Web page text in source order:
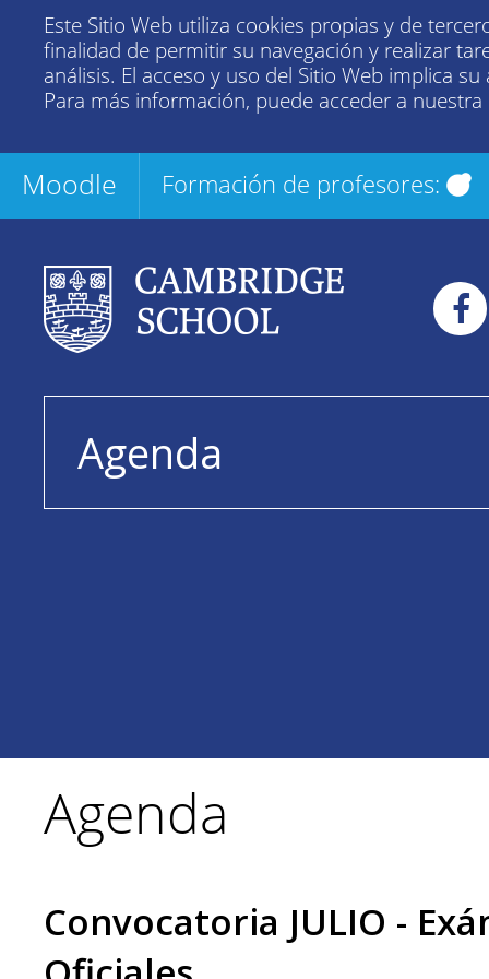
Este Sitio Web utiliza cookies propias y de
finalidad de permitir su navegación y realizar
análisis. El acceso y uso del Sitio Web implica su
Para más información, puede acceder a nuestra
Moodle Formación de profesores:
Agenda
Agenda
Convocatoria JULIO -